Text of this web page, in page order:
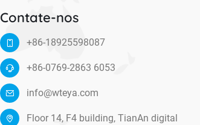
Contate-nos
+86-18925598087
+86-0769-2863 6053
info@wteya.com
Floor 14, F4 building, TianAn digital